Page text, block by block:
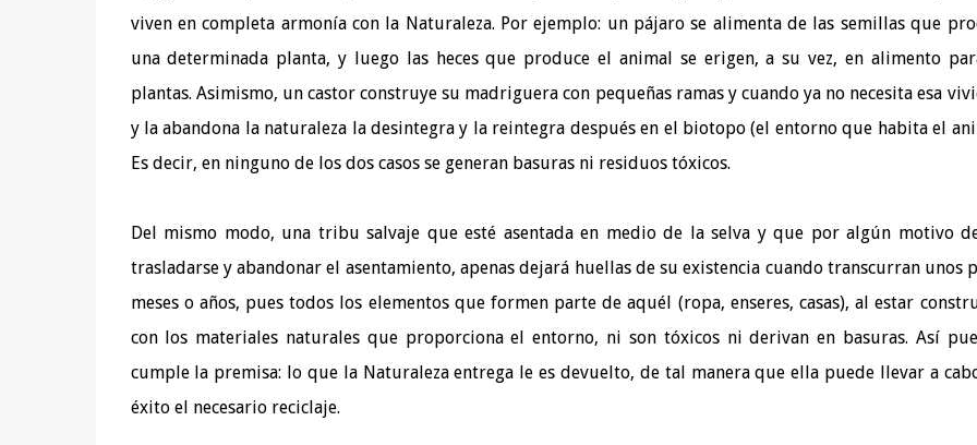
viven en completa armonía con la Naturaleza. Por ejemplo: un pájaro se alimenta de las semillas que
una determinada planta, y luego las heces que produce el animal se erigen, a su vez, en alimento
plantas. Asimismo, un castor construye su madriguera con pequeñas ramas y cuando ya no necesita esa
y la abandona la naturaleza la desintegra y la reintegra después en el biotopo (el entorno que habita el
Es decir, en ninguno de los dos casos se generan basuras ni residuos tóxicos.
Del mismo modo, una tribu salvaje que esté asentada en medio de la selva y que por algún motivo
trasladarse y abandonar el asentamiento, apenas dejará huellas de su existencia cuando transcurran unos
meses o años, pues todos los elementos que formen parte de aquél (ropa, enseres, casas), al estar
con los materiales naturales que proporciona el entorno, ni son tóxicos ni derivan en basuras. Así
cumple la premisa: lo que la Naturaleza entrega le es devuelto, de tal manera que ella puede llevar a
éxito el necesario reciclaje.